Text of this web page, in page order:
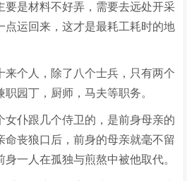
要是材料不好弄，需要去远处开采
点运回来，这才是最耗工耗时的地
来个人，除了八个士兵，只有两个
园丁，厨师，马夫等职务。
女仆跟几个侍卫的，是前身母亲的
命丧狼口后，前身的母亲就毫不留
一人在孤独与煎熬中被他取代。